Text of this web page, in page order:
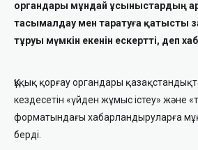
органдары мұндай ұсыныстардың
тасымалдау мен таратуға қатысты
тұруы мүмкін екенін ескертті, деп
Құқық қорғау органдары
кездесетін «үйден жұмыс істеу» және
форматындағы хабарландыруларға
берді.